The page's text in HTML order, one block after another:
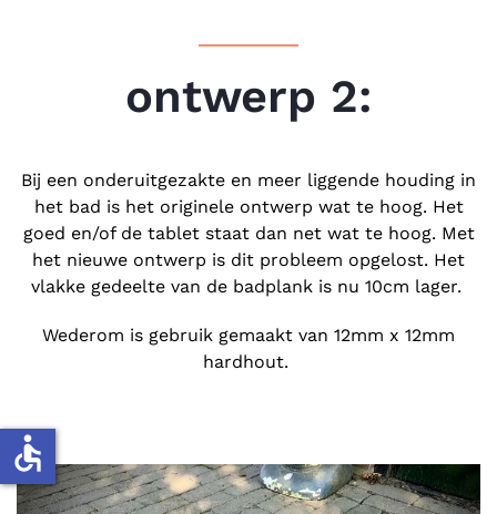
ontwerp 2:
Bij een onderuitgezakte en meer liggende houding in
het bad is het originele ontwerp wat te hoog. Het
goed en/of de tablet staat dan net wat te hoog. Met
het nieuwe ontwerp is dit probleem opgelost. Het
vlakke gedeelte van de badplank is nu 10cm lager.
Wederom is gebruik gemaakt van 12mm x 12mm
hardhout.
accessible